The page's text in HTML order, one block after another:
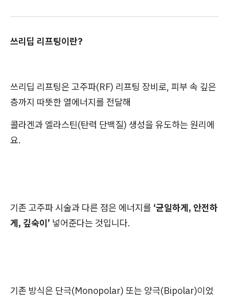
쓰리딥 리프팅이란?
쓰리딥 리프팅은 고주파(RF) 리프팅 장비로, 피부 속 깊은
층까지 따뜻한 열에너지를 전달해
콜라겐과 엘라스틴(탄력 단백질) 생성을 유도하는 원리에
요.
기존 고주파 시술과 다른 점은 에너지를 ‘균일하게, 안전하
게, 깊숙이’ 넣어준다는 것입니다.
기존 방식은 단극(Monopolar) 또는 양극(Bipolar)이었